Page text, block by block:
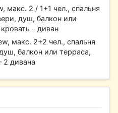
макс. 2 / 1+1 чел., спальня
душ, балкон или
– диван
макс. 2+2 чел., спальня
балкон или терраса,
2 дивана